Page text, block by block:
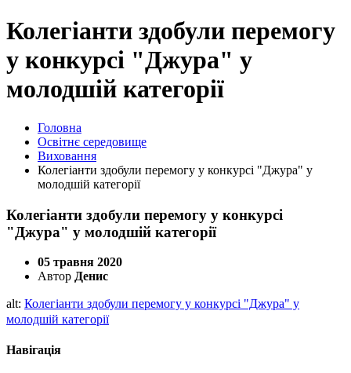
Колегіанти здобули перемогу
у конкурсі "Джура" у
молодшій категорії
Головна
Освітнє середовище
Виховання
Колегіанти здобули перемогу у конкурсі "Джура" у
молодшій категорії
Колегіанти здобули перемогу у конкурсі
"Джура" у молодшій категорії
05 травня 2020
Автор Денис
alt: Колегіанти здобули перемогу у конкурсі "Джура" у
молодшій категорії
Навігація